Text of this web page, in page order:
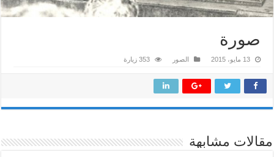
صورة
13 مايو، 2015 الصور 353 زيارة
مقالات مشابهة